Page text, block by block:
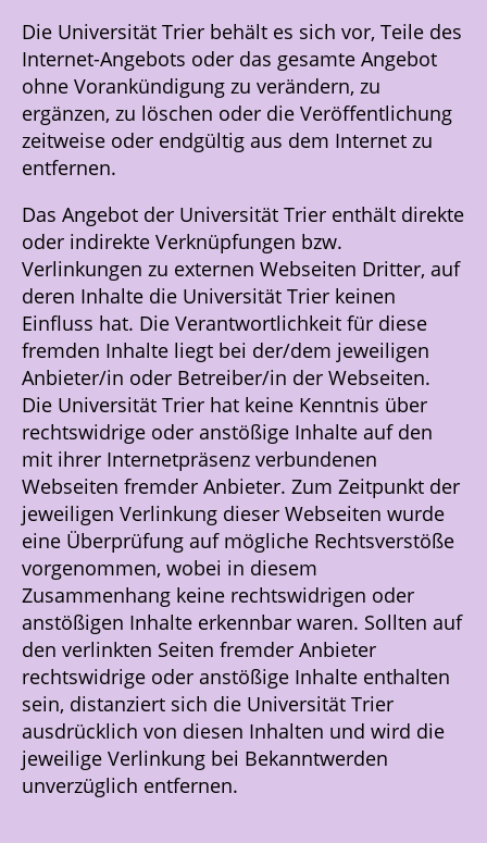
Die Universität Trier behält es sich vor, Teile des
Internet-Angebots oder das gesamte Angebot
ohne Vorankündigung zu verändern, zu
ergänzen, zu löschen oder die Veröffentlichung
zeitweise oder endgültig aus dem Internet zu
entfernen.
Das Angebot der Universität Trier enthält direkte
oder indirekte Verknüpfungen bzw.
Verlinkungen zu externen Webseiten Dritter, auf
deren Inhalte die Universität Trier keinen
Einfluss hat. Die Verantwortlichkeit für diese
fremden Inhalte liegt bei der/dem jeweiligen
Anbieter/in oder Betreiber/in der Webseiten.
Die Universität Trier hat keine Kenntnis über
rechtswidrige oder anstößige Inhalte auf den
mit ihrer Internetpräsenz verbundenen
Webseiten fremder Anbieter. Zum Zeitpunkt der
jeweiligen Verlinkung dieser Webseiten wurde
eine Überprüfung auf mögliche Rechtsverstöße
vorgenommen, wobei in diesem
Zusammenhang keine rechtswidrigen oder
anstößigen Inhalte erkennbar waren. Sollten auf
den verlinkten Seiten fremder Anbieter
rechtswidrige oder anstößige Inhalte enthalten
sein, distanziert sich die Universität Trier
ausdrücklich von diesen Inhalten und wird die
jeweilige Verlinkung bei Bekanntwerden
unverzüglich entfernen.